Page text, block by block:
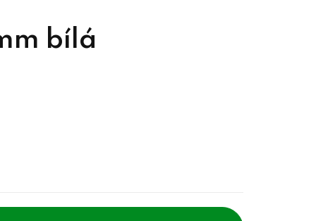
bílá